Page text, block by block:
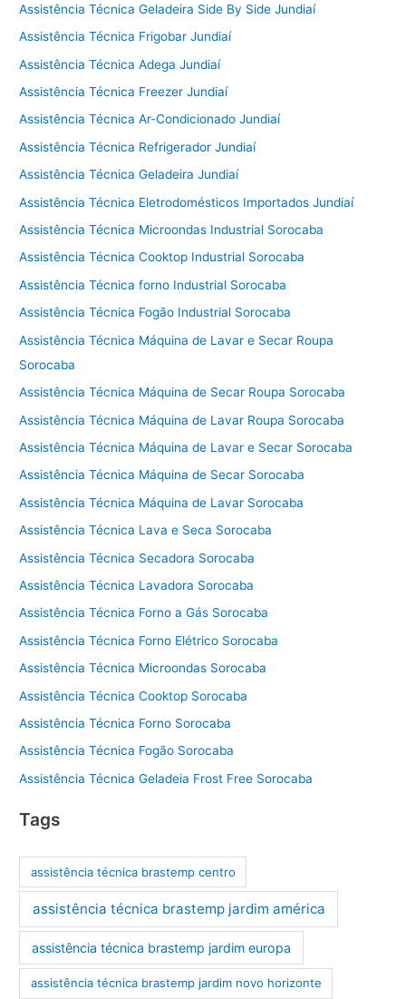
Assistência Técnica Geladeira Side By Side Jundiaí
Assistência Técnica Frigobar Jundiaí
Assistência Técnica Adega Jundiaí
Assistência Técnica Freezer Jundiaí
Assistência Técnica Ar-Condicionado Jundiaí
Assistência Técnica Refrigerador Jundiaí
Assistência Técnica Geladeira Jundiaí
Assistência Técnica Eletrodomésticos Importados Jundiaí
Assistência Técnica Microondas Industrial Sorocaba
Assistência Técnica Cooktop Industrial Sorocaba
Assistência Técnica forno Industrial Sorocaba
Assistência Técnica Fogão Industrial Sorocaba
Assistência Técnica Máquina de Lavar e Secar Roupa
Sorocaba
Assistência Técnica Máquina de Secar Roupa Sorocaba
Assistência Técnica Máquina de Lavar Roupa Sorocaba
Assistência Técnica Máquina de Lavar e Secar Sorocaba
Assistência Técnica Máquina de Secar Sorocaba
Assistência Técnica Máquina de Lavar Sorocaba
Assistência Técnica Lava e Seca Sorocaba
Assistência Técnica Secadora Sorocaba
Assistência Técnica Lavadora Sorocaba
Assistência Técnica Forno a Gás Sorocaba
Assistência Técnica Forno Elétrico Sorocaba
Assistência Técnica Microondas Sorocaba
Assistência Técnica Cooktop Sorocaba
Assistência Técnica Forno Sorocaba
Assistência Técnica Fogão Sorocaba
Assistência Técnica Geladeia Frost Free Sorocaba
Tags
assistência técnica brastemp centro
assistência técnica brastemp jardim américa
assistência técnica brastemp jardim europa
assistência técnica brastemp jardim novo horizonte